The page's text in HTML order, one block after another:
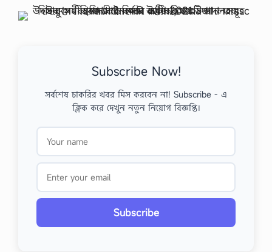
Subscribe Now!
সর্বশেষ চাকরির খবর মিস করবেন না! Subscribe - এ
ক্লিক করে দেখুন নতুন নিয়োগ বিজ্ঞপ্তি।
Subscribe